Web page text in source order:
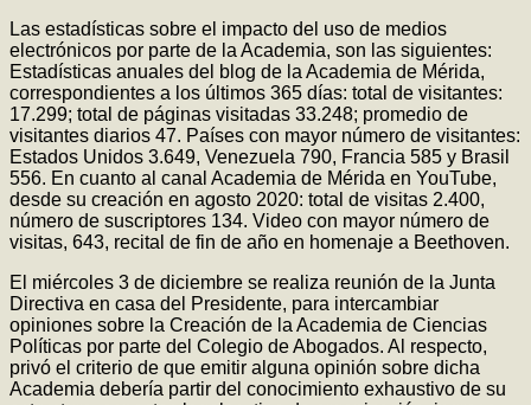
Las estadísticas sobre el impacto del uso de medios
electrónicos por parte de la Academia, son las siguientes:
Estadísticas anuales del blog de la Academia de Mérida,
correspondientes a los últimos 365 días: total de visitantes:
17.299; total de páginas visitadas 33.248; promedio de
visitantes diarios 47. Países con mayor número de visitantes:
Estados Unidos 3.649, Venezuela 790, Francia 585 y Brasil
556. En cuanto al canal Academia de Mérida en YouTube,
desde su creación en agosto 2020: total de visitas 2.400,
número de suscriptores 134. Video con mayor número de
visitas, 643, recital de fin de año en homenaje a Beethoven.
El miércoles 3 de diciembre se realiza reunión de la Junta
Directiva en casa del Presidente, para intercambiar
opiniones sobre la Creación de la Academia de Ciencias
Políticas por parte del Colegio de Abogados. Al respecto,
privó el criterio de que emitir alguna opinión sobre dicha
Academia debería partir del conocimiento exhaustivo de su